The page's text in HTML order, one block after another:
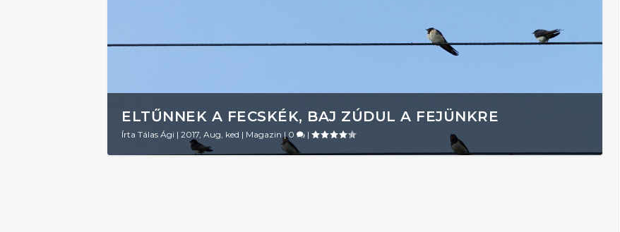
ELTŰNNEK A FECSKÉK, BAJ ZÚDUL A FEJÜNKRE
Írta Tálas Ági | 2017, Aug, ked | Magazin | 0 |